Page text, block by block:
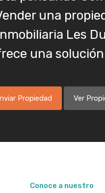
una
Les
una
Propiedad Ver
Conoce a nuestro